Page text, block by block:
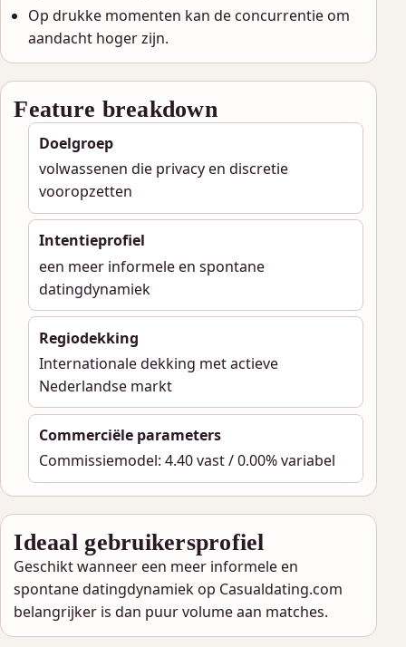
Op drukke momenten kan de concurrentie om
aandacht hoger zijn.
Feature breakdown
Doelgroep
volwassenen die privacy en discretie
vooropzetten
Intentieprofiel
een meer informele en spontane
datingdynamiek
Regiodekking
Internationale dekking met actieve
Nederlandse markt
Commerciële parameters
Commissiemodel: 4.40 vast / 0.00% variabel
Ideaal gebruikersprofiel
Geschikt wanneer een meer informele en
spontane datingdynamiek op Casualdating.com
belangrijker is dan puur volume aan matches.